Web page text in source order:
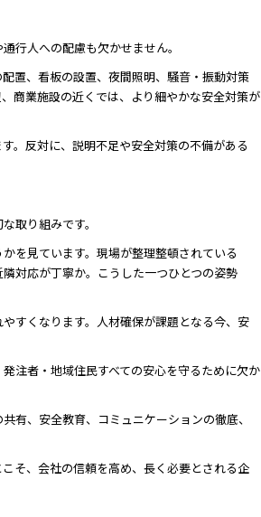
行人への配慮も欠かせません。
置、看板の設置、夜間照明、騒音・振動対策
商業施設の近くでは、より細やかな安全対策が
。反対に、説明不足や安全対策の不備がある
取り組みです。
を見ています。現場が整理整頓されている
対応が丁寧か。こうした一つひとつの姿勢
すくなります。人材確保が課題となる今、安
注者・地域住民すべての安心を守るために欠か
有、安全教育、コミュニケーションの徹底、
そ、会社の信頼を高め、長く必要とされる企